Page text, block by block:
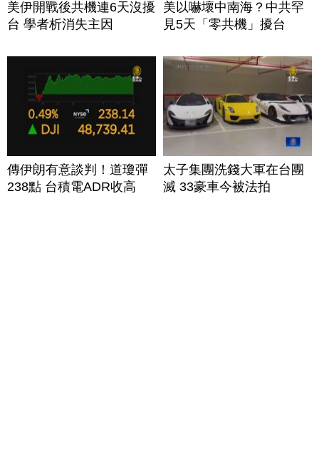
美伊開戰後共機連6天沒擾
台 學者析消失主因
美以嚇壞中南海？中共罕
見5天「零共機」擾台
傳伊朗有意談判！道瓊彈
238點 台積電ADR收高
太子集團洗錢大軍在台團
滅 33豪車今被法拍